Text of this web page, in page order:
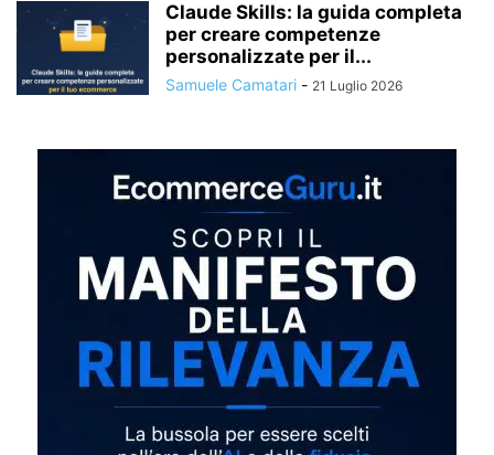
Claude Skills: la guida completa
per creare competenze
personalizzate per il...
Samuele Camatari - 21 Luglio 2026